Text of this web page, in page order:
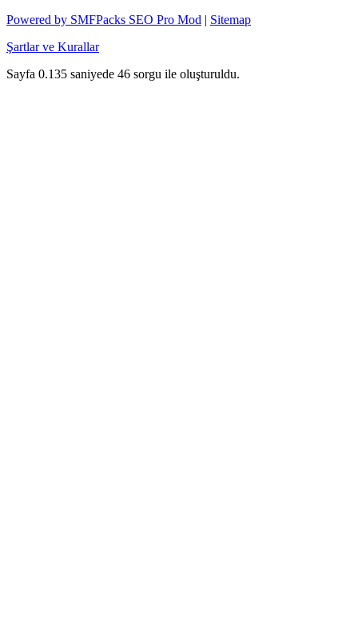
Powered by SMFPacks SEO Pro Mod | Sitemap
Şartlar ve Kurallar
Sayfa 0.135 saniyede 46 sorgu ile oluşturuldu.